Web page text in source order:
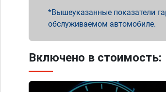
Вышеуказанные показатели
обслуживаемом автомобиле.
Включено в стоимость: